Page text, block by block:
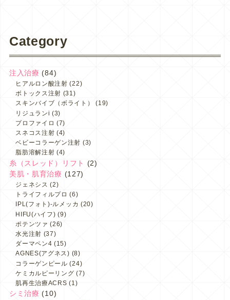
Category
注入治療 (84)
ヒアルロン酸注射 (22)
ボトックス注射 (31)
スキンバイブ（ボライト）
(19)
リジュランi (3)
プロファイロ (7)
スネコス注射 (4)
ベビーコラーゲン注射 (3)
脂肪溶解注射 (4)
糸（スレッド）リフト
(2)
美肌・肌育治療 (127)
ジェネシス (2)
トライフィルプロ (6)
IPL(フォト)-ルメッカ (20)
HIFU(ハイフ) (9)
ポテンツァ (26)
水光注射 (37)
ダーマペン4 (15)
AGNES(アグネス) (8)
コラーゲンピール (24)
ケミカルピーリング (7)
肌再生治療ACRS (1)
シミ治療 (10)